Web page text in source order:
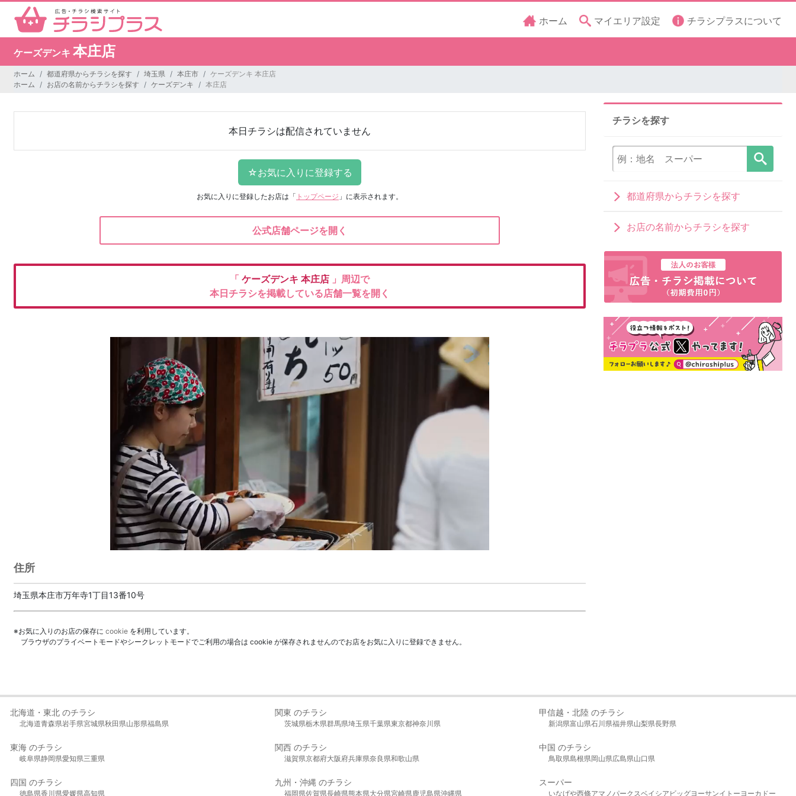
ホーム マイエリア設定 チラシプラスについて
ケーズデンキ 本庄店
ホーム 都道府県からチラシを探す 埼玉県 本庄市
ケーズデンキ 本庄店
ホーム
お店の名前からチラシを探す ケーズデンキ 本庄店
本日チラシは配信されていません
お気に入りに登録したお店は 「 トップページ 」に表示されます。
公式店舗ページを開く
「 ケーズデンキ 本庄店 」周辺で
本日チラシを掲載している店舗一覧を開く
住所
埼玉県本庄市万年寺1丁目13番10号
※お気に入りのお店の保存に cookie を利用しています。
ブラウザのプライベートモードやシークレットモードでご利用の場合は cookie が保存されませんのでお店をお気に入りに登録できません。
チラシを探す
都道府県からチラシを探す
お店の名前からチラシを探す
北海道・東北 のチラシ
北海道青森県岩手県宮城県秋田県山形県福島県
関東 のチラシ
茨城県栃木県群馬県埼玉県千葉県東京都神奈川県
甲信越・北陸 のチラシ
新潟県富山県石川県福井県山梨県長野県
東海 のチラシ
岐阜県静岡県愛知県三重県
関西 のチラシ
滋賀県京都府大阪府兵庫県奈良県和歌山県
中国 のチラシ
鳥取県島根県岡山県広島県山口県
四国 のチラシ
徳島県香川県愛媛県高知県
九州・沖縄 のチラシ
福岡県佐賀県長崎県熊本県大分県宮崎県鹿児島県沖縄県
スーパー
いなげや西條アマノパークスベイシア ビッグヨーサンイトーヨーカドー